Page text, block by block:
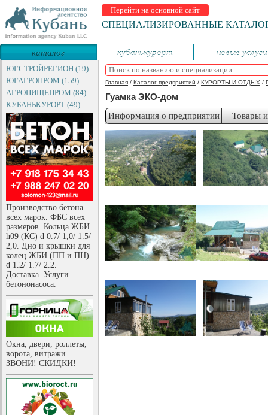
Перейти на основной сайт
СПЕЦИАЛИЗИРОВАННЫЕ
каталог
предприятий
кубанькурорт новые услуги
ЮГСТРОЙРЕГИОН (19)
ЮГАГРОПРОМ (159)
АГРОПИЩЕПРОМ (84)
КУБАНЬКУРОРТ (49)
Производство бетона
всех марок. ФБС всех
размеров. Кольца ЖБИ
h09 (КС) d 0.7/ 1,0/ 1.5/
2,0. Дно и крышки для
колец ЖБИ (ПП и ПН)
d 1.2/ 1.7/ 2.2.
Доставка. Услуги
бетононасоса.
Окна, двери, роллеты,
ворота, витражи
ЗВОНИ! СКИДКИ!
Главная / Каталог предприятий / КУРОРТЫ И ОТДЫХ /
Гуамка ЭКО-дом
Информация о предприятии Товары